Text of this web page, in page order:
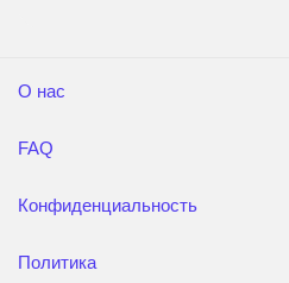
О нас
FAQ
Конфиденциальность
Политика